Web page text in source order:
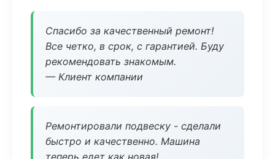
Спасибо за качественный ремонт!
Все четко, в срок, с гарантией. Буду
рекомендовать знакомым.
— Клиент компании
Ремонтировали подвеску - сделали
быстро и качественно. Машина
теперь едет как новая!